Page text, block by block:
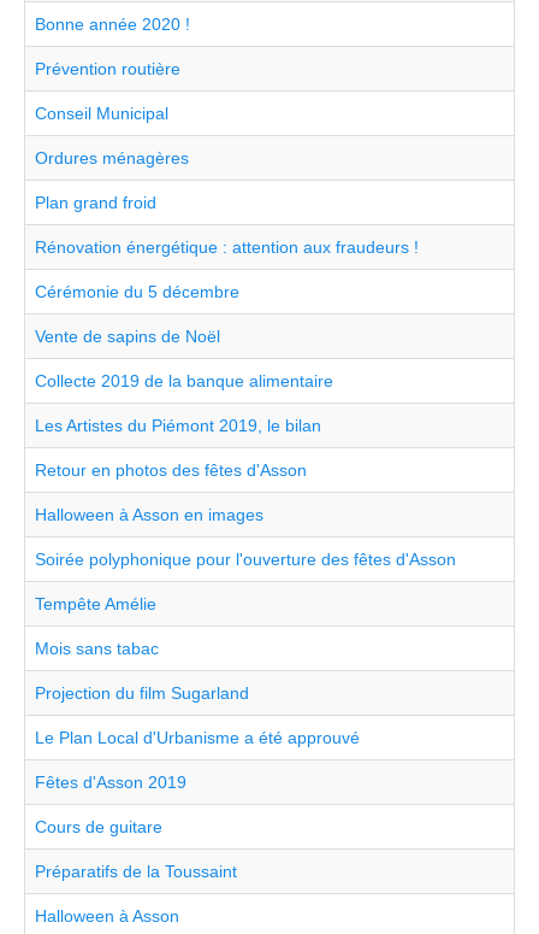
Bonne année 2020 !
Prévention routière
Conseil Municipal
Ordures ménagères
Plan grand froid
Rénovation énergétique : attention aux fraudeurs !
Cérémonie du 5 décembre
Vente de sapins de Noël
Collecte 2019 de la banque alimentaire
Les Artistes du Piémont 2019, le bilan
Retour en photos des fêtes d'Asson
Halloween à Asson en images
Soirée polyphonique pour l'ouverture des fêtes d'Asson
Tempête Amélie
Mois sans tabac
Projection du film Sugarland
Le Plan Local d'Urbanisme a été approuvé
Fêtes d'Asson 2019
Cours de guitare
Préparatifs de la Toussaint
Halloween à Asson